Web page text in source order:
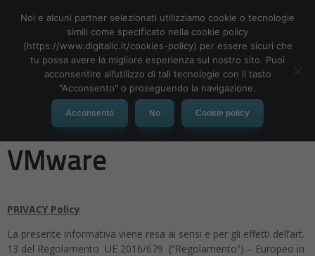
MENU
Privacy Policy – Webinar
VMware
PRIVACY Policy
La presente informativa viene resa ai sensi e per gli effetti dell’art.
13 del Regolamento UE 2016/679 (“Regolamento”) – Europeo in
Noi e alcuni partner selezionati utilizziamo cookie o tecnologie
simili come specificato nella cookie policy
(https://www.digitalic.it/cookies-policy) per essere sicuri che
tu possa avere la migliore esperienza sul nostro sito. Puoi
acconsentire all’utilizzo di tali tecnologie con il tasto
"Acconsento" o proseguendo la navigazione.
Acconsento No Cookie policy